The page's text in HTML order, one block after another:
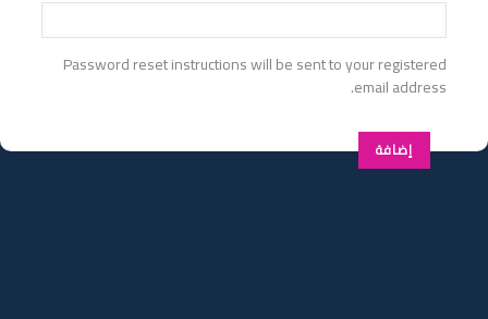
Password reset instructions will be sent to your registered
email address.